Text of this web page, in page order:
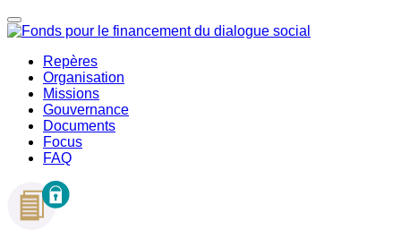
Repères
Organisation
Missions
Gouvernance
Documents
Focus
FAQ